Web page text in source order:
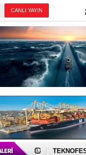
TAYK -